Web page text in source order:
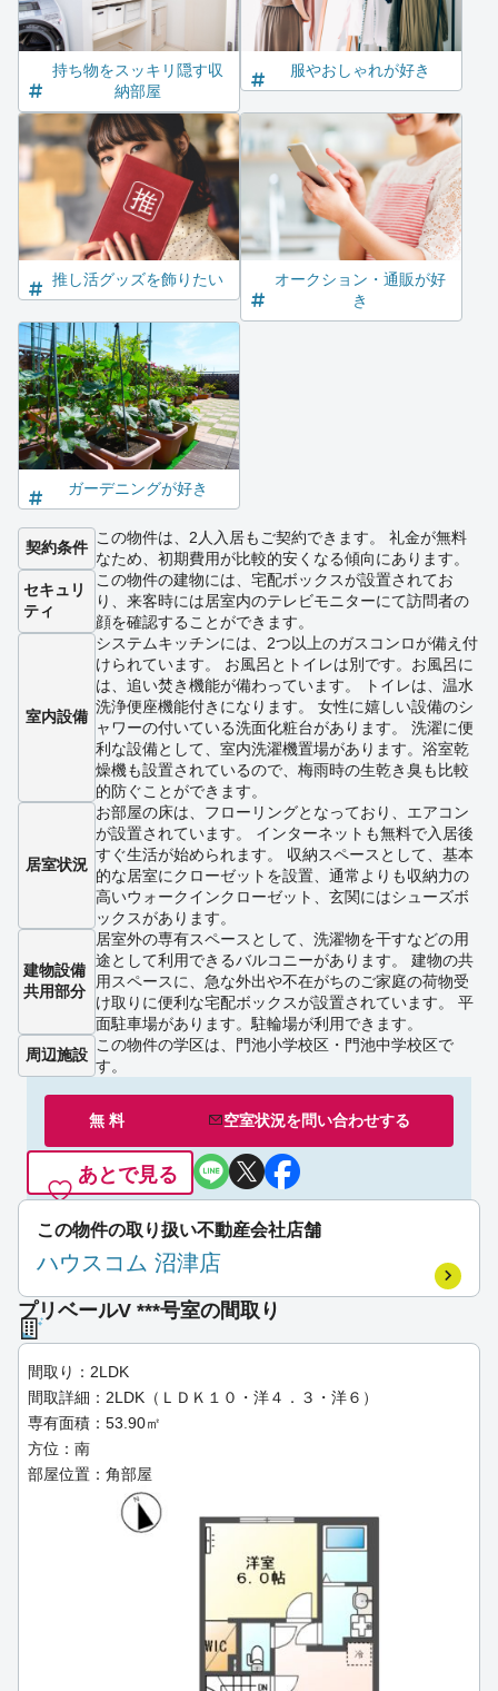
持ち物をスッキリ隠す収
納部屋
服やおしゃれが好き
推し活グッズを飾りたい
オークション・通販が好
き
ガーデニングが好き
契約条件
この物件は、2人入居もご契約できます。 礼金が無料
なため、初期費用が比較的安くなる傾向にあります。
セキュリ
ティ
この物件の建物には、宅配ボックスが設置されてお
り、来客時には居室内のテレビモニターにて訪問者の
顔を確認することができます。
室内設備
システムキッチンには、2つ以上のガスコンロが備え付
けられています。 お風呂とトイレは別です。お風呂に
は、追い焚き機能が備わっています。 トイレは、温水
洗浄便座機能付きになります。 女性に嬉しい設備のシ
ャワーの付いている洗面化粧台があります。 洗濯に便
利な設備として、室内洗濯機置場があります。浴室乾
燥機も設置されているので、梅雨時の生乾き臭も比較
的防ぐことができます。
居室状況
お部屋の床は、フローリングとなっており、エアコン
が設置されています。 インターネットも無料で入居後
すぐ生活が始められます。 収納スペースとして、基本
的な居室にクローゼットを設置、通常よりも収納力の
高いウォークインクローゼット、玄関にはシューズボ
ックスがあります。
建物設備
共用部分
居室外の専有スペースとして、洗濯物を干すなどの用
途として利用できるバルコニーがあります。 建物の共
用スペースに、急な外出や不在がちのご家庭の荷物受
け取りに便利な宅配ボックスが設置されています。 平
面駐車場があります。駐輪場が利用できます。
周辺施設
この物件の学区は、門池小学校区・門池中学校区で
す。
無 料 空室状況を問い合わせする
あとで見る
この物件の取り扱い不動産会社店舗
ハウスコム 沼津店
プリベールV ***号室の間取り
間取り：2LDK
間取詳細：2LDK（ＬＤＫ１０・洋４．３・洋６）
専有面積：53.90㎡
方位：南
部屋位置：角部屋